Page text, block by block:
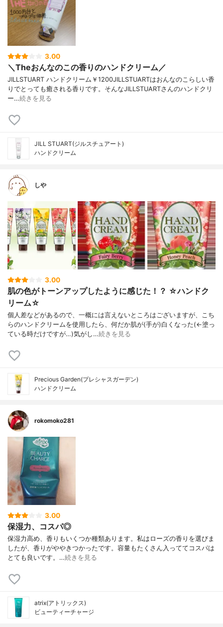
3.00
＼Theおんなのこの香りのハンドクリーム／
JILLSTUART ハンドクリーム￥1200JILLSTUARTはおんなのこらしい香
りでとっても癒される香りです。そんなJILLSTUARTさんのハンドクリ
ー…続きを見る
JILL STUART(ジルスチュアート)
ハンドクリーム
しや
3.00
肌の色がトーンアップしたように感じた！？ ☆ハンドク
リーム☆
個人差などがあるので、一概には言えないところはございますが、こち
らのハンドクリームを使用したら、何だか肌が(手が)白くなった(←塗っ
ている時だけですが…)気がし…続きを見る
Precious Garden(プレシャスガーデン)
ハンドクリーム
rokomoko281
3.00
保湿力、コスパ◎
保湿力高め、香りもいくつか種類あります。私はローズの香りを選びま
したが、香りがややきつかったです。容量もたくさん入っててコスパは
とても良いです。…続きを見る
atrix(アトリックス)
ビューティーチャージ